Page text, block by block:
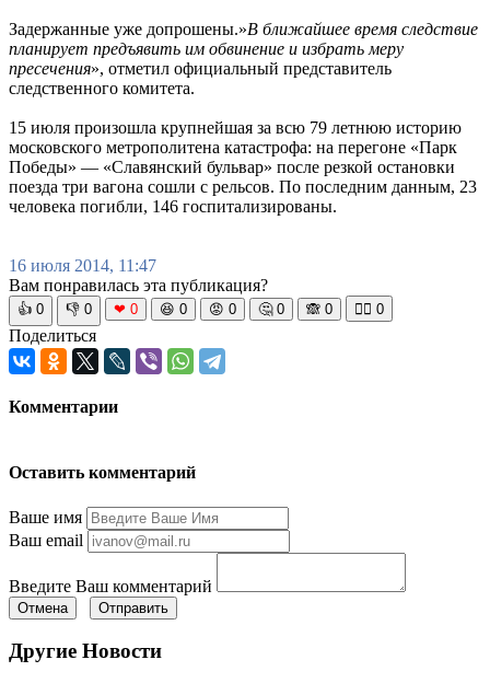
Задержанные уже допрошены.»В ближайшее время следствие
планирует предъявить им обвинение и избрать меру
пресечения», отметил официальный представитель
следственного комитета.
15 июля произошла крупнейшая за всю 79 летнюю историю
московского метрополитена катастрофа: на перегоне «Парк
Победы» — «Славянский бульвар» после резкой остановки
поезда три вагона сошли с рельсов. По последним данным, 23
человека погибли, 146 госпитализированы.
16 июля 2014, 11:47
Вам понравилась эта публикация?
👍 0 👎 0 ❤ 0 😆 0 😡 0 🤔 0 🙈 0 🧘‍♀️ 0
Поделиться
Комментарии
Оставить комментарий
Ваше имя
Ваш email
Введите Ваш комментарий
Отмена Отправить
Другие Новости